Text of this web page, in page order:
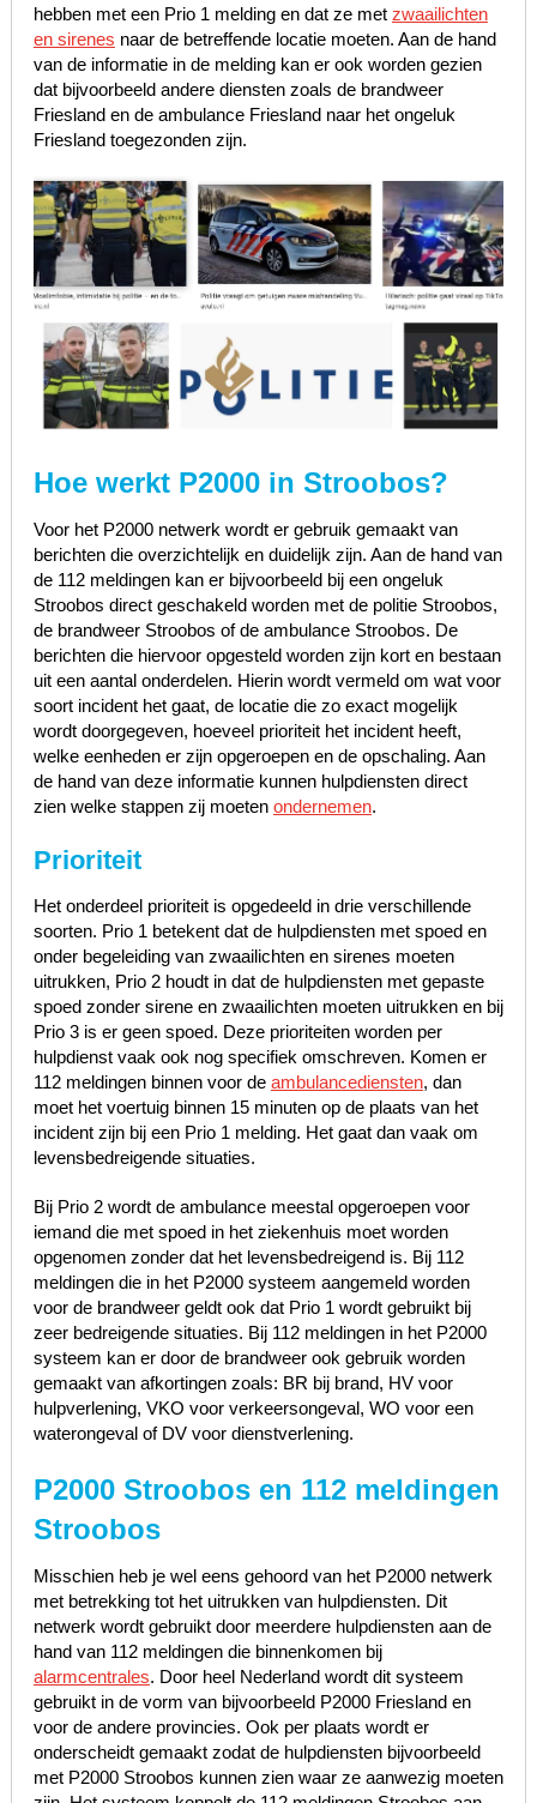
hebben met een Prio 1 melding en dat ze met zwaailichten
en sirenes naar de betreffende locatie moeten. Aan de hand
van de informatie in de melding kan er ook worden gezien
dat bijvoorbeeld andere diensten zoals de brandweer
Friesland en de ambulance Friesland naar het ongeluk
Friesland toegezonden zijn.
Hoe werkt P2000 in Stroobos?
Voor het P2000 netwerk wordt er gebruik gemaakt van
berichten die overzichtelijk en duidelijk zijn. Aan de hand van
de 112 meldingen kan er bijvoorbeeld bij een ongeluk
Stroobos direct geschakeld worden met de politie Stroobos,
de brandweer Stroobos of de ambulance Stroobos. De
berichten die hiervoor opgesteld worden zijn kort en bestaan
uit een aantal onderdelen. Hierin wordt vermeld om wat voor
soort incident het gaat, de locatie die zo exact mogelijk
wordt doorgegeven, hoeveel prioriteit het incident heeft,
welke eenheden er zijn opgeroepen en de opschaling. Aan
de hand van deze informatie kunnen hulpdiensten direct
zien welke stappen zij moeten ondernemen.
Prioriteit
Het onderdeel prioriteit is opgedeeld in drie verschillende
soorten. Prio 1 betekent dat de hulpdiensten met spoed en
onder begeleiding van zwaailichten en sirenes moeten
uitrukken, Prio 2 houdt in dat de hulpdiensten met gepaste
spoed zonder sirene en zwaailichten moeten uitrukken en bij
Prio 3 is er geen spoed. Deze prioriteiten worden per
hulpdienst vaak ook nog specifiek omschreven. Komen er
112 meldingen binnen voor de ambulancediensten, dan
moet het voertuig binnen 15 minuten op de plaats van het
incident zijn bij een Prio 1 melding. Het gaat dan vaak om
levensbedreigende situaties.
Bij Prio 2 wordt de ambulance meestal opgeroepen voor
iemand die met spoed in het ziekenhuis moet worden
opgenomen zonder dat het levensbedreigend is. Bij 112
meldingen die in het P2000 systeem aangemeld worden
voor de brandweer geldt ook dat Prio 1 wordt gebruikt bij
zeer bedreigende situaties. Bij 112 meldingen in het P2000
systeem kan er door de brandweer ook gebruik worden
gemaakt van afkortingen zoals: BR bij brand, HV voor
hulpverlening, VKO voor verkeersongeval, WO voor een
waterongeval of DV voor dienstverlening.
P2000 Stroobos en 112 meldingen
Stroobos
Misschien heb je wel eens gehoord van het P2000 netwerk
met betrekking tot het uitrukken van hulpdiensten. Dit
netwerk wordt gebruikt door meerdere hulpdiensten aan de
hand van 112 meldingen die binnenkomen bij
alarmcentrales. Door heel Nederland wordt dit systeem
gebruikt in de vorm van bijvoorbeeld P2000 Friesland en
voor de andere provincies. Ook per plaats wordt er
onderscheidt gemaakt zodat de hulpdiensten bijvoorbeeld
met P2000 Stroobos kunnen zien waar ze aanwezig moeten